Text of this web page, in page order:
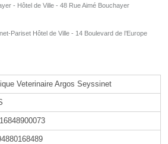
- Hôtel de Ville - 48 Rue Aimé Bouchayer
Pariset Hôtel de Ville - 14 Boulevard de l’Europe
Veterinaire Argos Seyssinet